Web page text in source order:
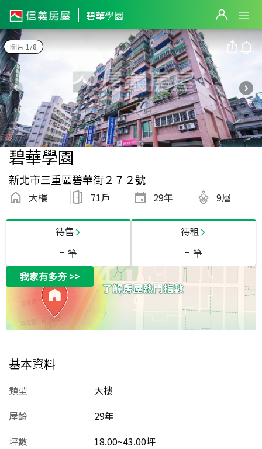
碧華學園
圖片 1/8
碧華學園
新北市三重區碧華街２７２號
大樓 71戶 29年 9層
待售
- 筆
待租
- 筆
我家有多夯>>
基本資料
類型
大樓
屋齡
29年
坪數
18.00~43.00坪